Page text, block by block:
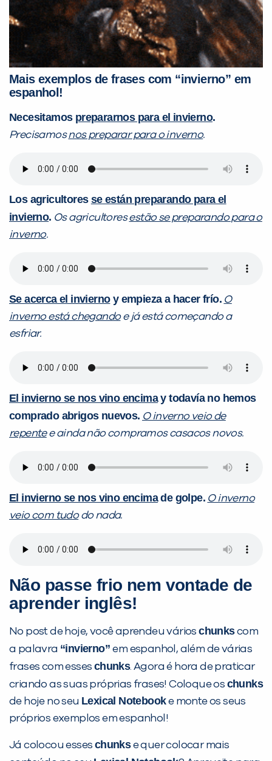
Mais exemplos de frases com “invierno” em
espanhol!
Necesitamos prepararnos para el invierno.
Precisamosnos preparar para o inverno.
Los agricultores se están preparando para el
invierno. Os agricultoresestão se preparando para o
inverno.
Se acerca el inviernoy empieza a hacer frío. O
inverno está chegandoe já está começando a
esfriar.
El invierno se nos vino encimay todavía no hemos
comprado abrigos nuevos. O inverno veio de
repentee ainda não compramos casacos novos.
El invierno se nos vino encimade golpe. O inverno
veio com tudodo nada.
Não passe frio nem vontade de
aprender inglês!
No post de hoje, você aprendeu várioschunkscom
a palavra “invierno”em espanhol, além de várias
frases com esses chunks. Agora é hora de praticar
criando as suas próprias frases! Coloque os chunks
de hoje no seu Lexical Notebooke monte os seus
próprios exemplos em espanhol!
Já colocou esses chunkse quer colocar mais